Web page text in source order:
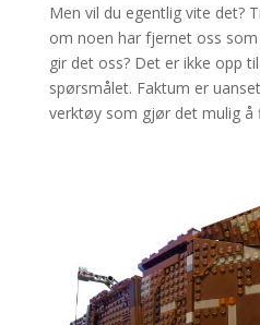
Men vil du egentlig vite det?
om noen har fjernet oss som
gir det oss? Det er ikke opp
spørsmålet. Faktum er
verktøy som gjør det mulig å